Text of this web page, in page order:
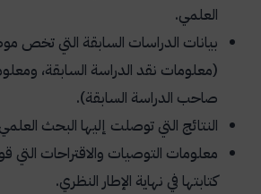
العلمي.
بيانات الدراسات السابقة التي تخص
(معلومات نقد الدراسة السابقة،
صاحب الدراسة السابقة).
النتائج التي توصلت إليها البحث
معلومات التوصيات والاقتراحات التي
كتابتها في نهاية الإطار النظري.